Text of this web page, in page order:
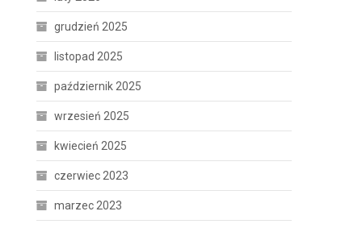
grudzień 2025
listopad 2025
październik 2025
wrzesień 2025
kwiecień 2025
czerwiec 2023
marzec 2023